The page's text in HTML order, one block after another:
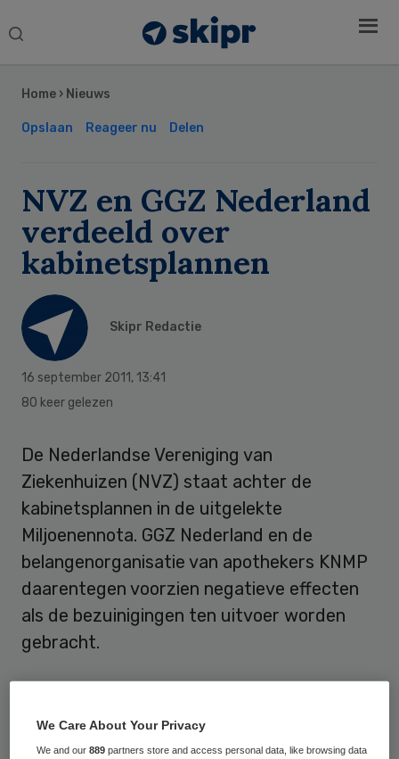
Search
Home › Nieuws
Opslaan Reageer nu Delen
NVZ en GGZ Nederland
verdeeld over
kabinetsplannen
Skipr Redactie
16 september 2011, 13:41
80 keer gelezen
De Nederlandse Vereniging van
Ziekenhuizen (NVZ) staat achter de
kabinetsplannen in de uitgelekte
Miljoenennota. GGZ Nederland en de
belangenorganisatie van apothekers KNMP
daarentegen voorzien negatieve effecten
als de bezuinigingen ten uitvoer worden
gebracht.
Nederlandse Vereniging van Ziekenhuizen
Sidebar
We Care About Your Privacy
We and our889 partners store and access personal data, like browsing data